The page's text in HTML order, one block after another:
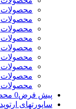
محصولات
محصولات
محصولات
محصولات
محصولات
پیش فرض0 محصولات
ساپورتهای